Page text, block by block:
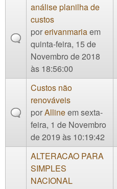
análise planilha de
custos
porerivanmariaem
quinta-feira, 15 de
Novembro de 2018
às 18:56:00
Custos não
renováveis
porAllineem sexta-
feira, 1 de Novembro
de 2019 às 10:19:42
ALTERACAO PARA
SIMPLES
NACIONAL